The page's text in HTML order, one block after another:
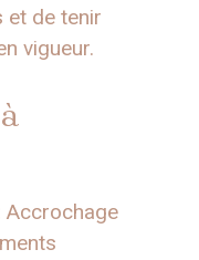
et de tenir
vigueur.
Accrochage